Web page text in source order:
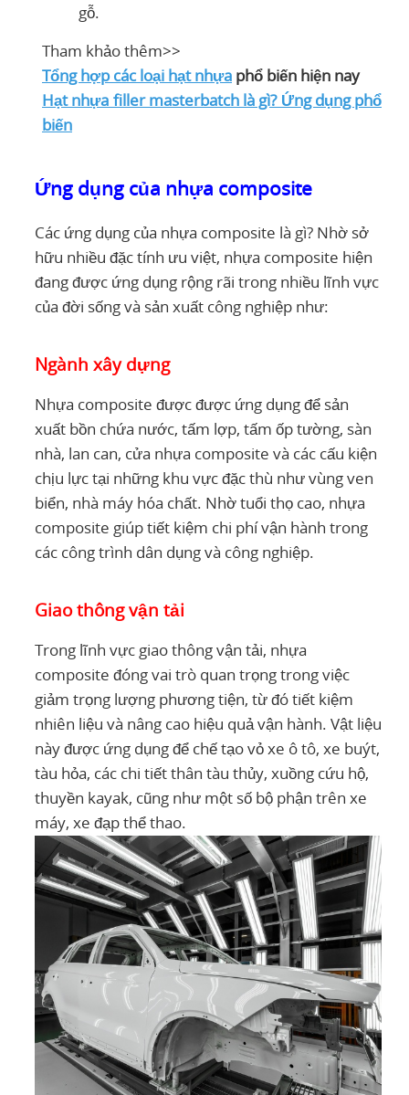
gỗ.
Tham khảo thêm>>
Tổng hợp các loại hạt nhựa phổ biến hiện nay
Hạt nhựa filler masterbatch là gì? Ứng dụng phổ
biến
Ứng dụng của nhựa composite
Các ứng dụng của nhựa composite là gì? Nhờ sở
hữu nhiều đặc tính ưu việt, nhựa composite hiện
đang được ứng dụng rộng rãi trong nhiều lĩnh vực
của đời sống và sản xuất công nghiệp như:
Ngành xây dựng
Nhựa composite được được ứng dụng để sản
xuất bồn chứa nước, tấm lợp, tấm ốp tường, sàn
nhà, lan can, cửa nhựa composite và các cấu kiện
chịu lực tại những khu vực đặc thù như vùng ven
biển, nhà máy hóa chất. Nhờ tuổi thọ cao, nhựa
composite giúp tiết kiệm chi phí vận hành trong
các công trình dân dụng và công nghiệp.
Giao thông vận tải
Trong lĩnh vực giao thông vận tải, nhựa
composite đóng vai trò quan trọng trong việc
giảm trọng lượng phương tiện, từ đó tiết kiệm
nhiên liệu và nâng cao hiệu quả vận hành. Vật liệu
này được ứng dụng để chế tạo vỏ xe ô tô, xe buýt,
tàu hỏa, các chi tiết thân tàu thủy, xuồng cứu hộ,
thuyền kayak, cũng như một số bộ phận trên xe
máy, xe đạp thể thao.